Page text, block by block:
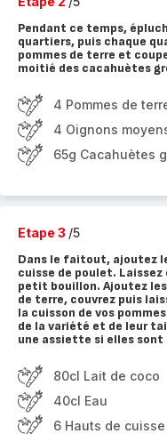
Pendant ce temps,
quartiers, puis chaque
pommes de terre et
moitié des cacahuètes
4 Pommes de
4 Oignons
65g Cacahuètes
Etape 3 /5
Dans le faitout, ajoutez
cuisse de poulet.
petit bouillon. Ajoutez
de terre, couvrez puis
la cuisson de vos
de la variété et de leur
une assiette si elles
80cl Lait de coco
40cl Eau
6 Hauts de